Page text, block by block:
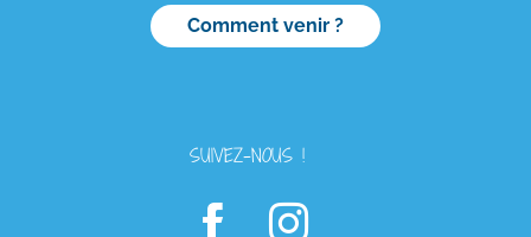
Comment venir ?
SUIVEZ-NOUS !